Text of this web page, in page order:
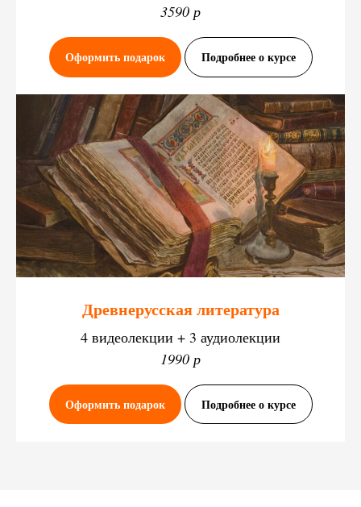
3590 р
Оформить подарок Подробнее о курсе
Древнерусская литература
4 видеолекции + 3 аудиолекции
1990 р
Оформить подарок Подробнее о курсе